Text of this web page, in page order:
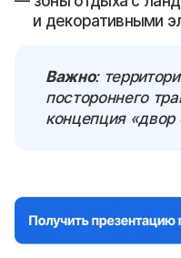
и декоративными
Важно:
постороннего
концепция